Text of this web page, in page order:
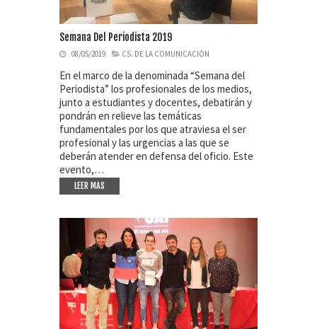
Semana Del Periodista 2019
08/05/2019 CS. DE LA COMUNICACIÓN
En el marco de la denominada “Semana del
Periodista” los profesionales de los medios,
junto a estudiantes y docentes, debatirán y
pondrán en relieve las temáticas
fundamentales por los que atraviesa el ser
profesional y las urgencias a las que se
deberán atender en defensa del oficio. Este
evento,…
LEER MAS